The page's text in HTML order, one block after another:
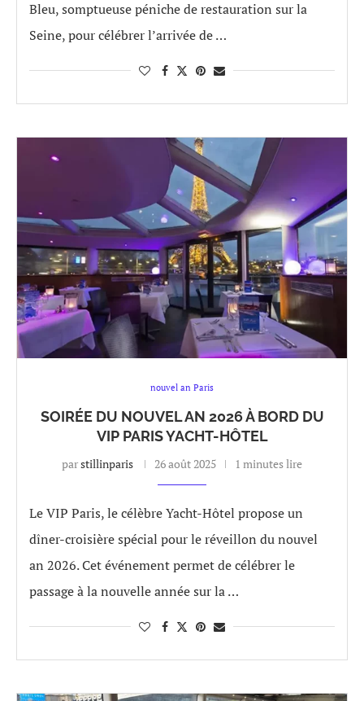
Bleu, somptueuse péniche de restauration sur la
Seine, pour célébrer l’arrivée de …
nouvel an Paris
SOIRÉE DU NOUVEL AN 2026 À BORD DU
VIP PARIS YACHT-HÔTEL
parstillinparis 26 août 2025 1 minutes lire
Le VIP Paris, le célèbre Yacht-Hôtel propose un
dîner-croisière spécial pour le réveillon du nouvel
an 2026. Cet événement permet de célébrer le
passage à la nouvelle année sur la …